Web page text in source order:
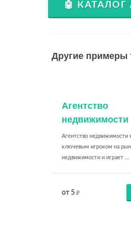
🤖
Другие примеры
Агентство
недвижимости
Агентство недвижимости
ключевым игроком на
недвижимости и играет ...
от 5 ₽